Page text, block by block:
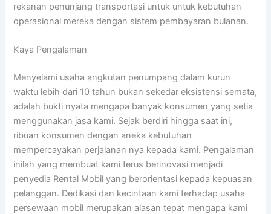
rekanan penunjang transportasi untuk untuk kebutuhan
operasional mereka dengan sistem pembayaran bulanan.
Kaya Pengalaman
Menyelami usaha angkutan penumpang dalam kurun
waktu lebih dari 10 tahun bukan sekedar eksistensi semata,
adalah bukti nyata mengapa banyak konsumen yang setia
menggunakan jasa kami. Sejak berdiri hingga saat ini,
ribuan konsumen dengan aneka kebutuhan
mempercayakan perjalanan nya kepada kami. Pengalaman
inilah yang membuat kami terus berinovasi menjadi
penyedia Rental Mobil yang berorientasi kepada kepuasan
pelanggan. Dedikasi dan kecintaan kami terhadap usaha
persewaan mobil merupakan alasan tepat mengapa kami